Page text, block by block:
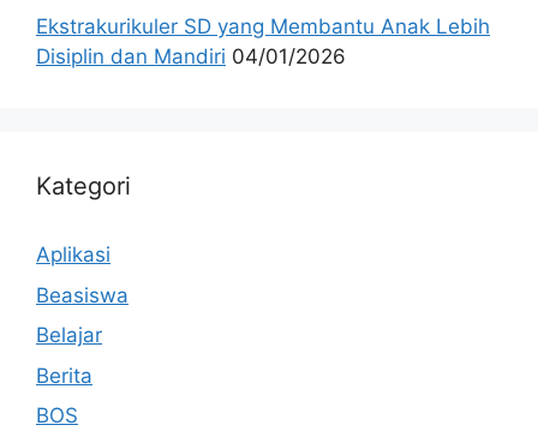
Ekstrakurikuler SD yang Membantu Anak Lebih
Disiplin dan Mandiri 04/01/2026
Kategori
Aplikasi
Beasiswa
Belajar
Berita
BOS